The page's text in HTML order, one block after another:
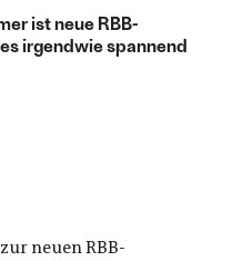
ist neue RBB-
irgendwie spannend
neuen RBB-